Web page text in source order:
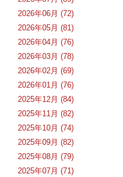
2026年06月 (72)
2026年05月 (81)
2026年04月 (76)
2026年03月 (78)
2026年02月 (69)
2026年01月 (76)
2025年12月 (84)
2025年11月 (82)
2025年10月 (74)
2025年09月 (82)
2025年08月 (79)
2025年07月 (71)